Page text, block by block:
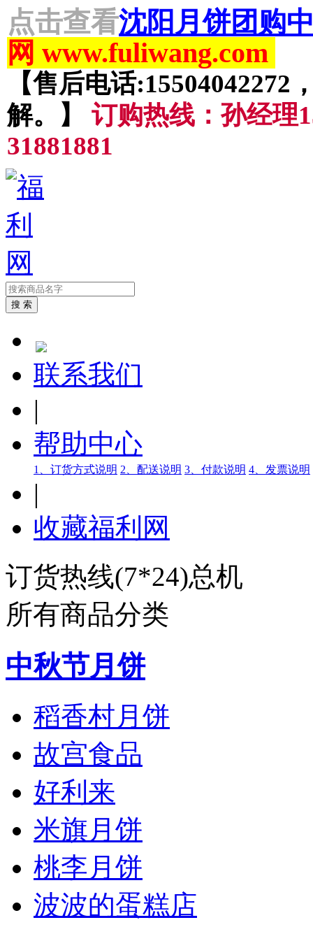
点击查看沈阳月饼团购
网 www.fuliwang.com
【售后电话
解。】
订购热线：孙经理
31881881
联系我们
|
帮助中心
1、订货方式说明 2、配送说明 3、付款说明 4、发票说明
|
收藏福利网
订货热线(7*24)总机
所有商品分类
中秋节月饼
稻香村月饼
故宫食品
好利来
米旗月饼
桃李月饼
波波的蛋糕店